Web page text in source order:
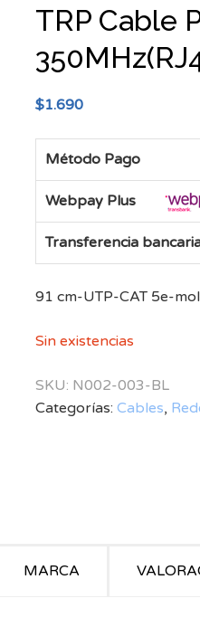
TRP Cable
$1.690
Método Pago
Webpay Plus
Transferencia
91 cm-UTP-CAT 5e-
Sin existencias
SKU: N002-003-BL
Categorías: Cables,
MARCA